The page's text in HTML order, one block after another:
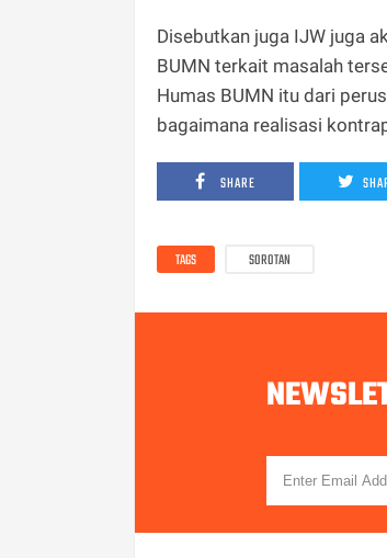
Disebutkan juga IJW juga
BUMN terkait masalah
Humas BUMN itu dari
bagaimana realisasi
SHARE
TAGS SOROTAN